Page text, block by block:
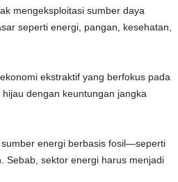
mengeksploitasi sumber daya
seperti energi, pangan, kesehatan,
ekstraktif yang berfokus pada
dengan keuntungan jangka
energi berbasis fosil—seperti
sektor energi harus menjadi